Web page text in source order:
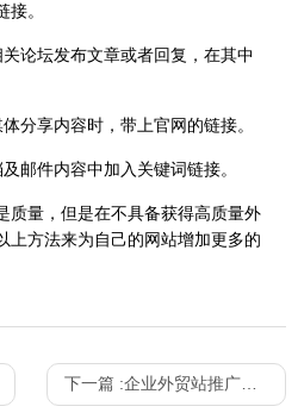
。
坛发布文章或者回复，在其中
享内容时，带上官网的链接。
件内容中加入关键词链接。
量，但是在不具备获得高质量外
上方法来为自己的网站增加更多的
下一篇 :企业外贸站推广为什么要做多语言？